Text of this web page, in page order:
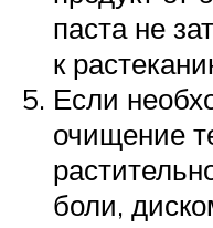
паста не
к
Если
очищение
боли,